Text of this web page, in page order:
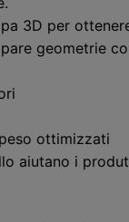
3D per
geometrie
ottimizzati
aiutano i